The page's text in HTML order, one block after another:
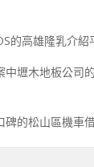
的高雄隆乳介
中壢木地板公司
碑的松山區機車